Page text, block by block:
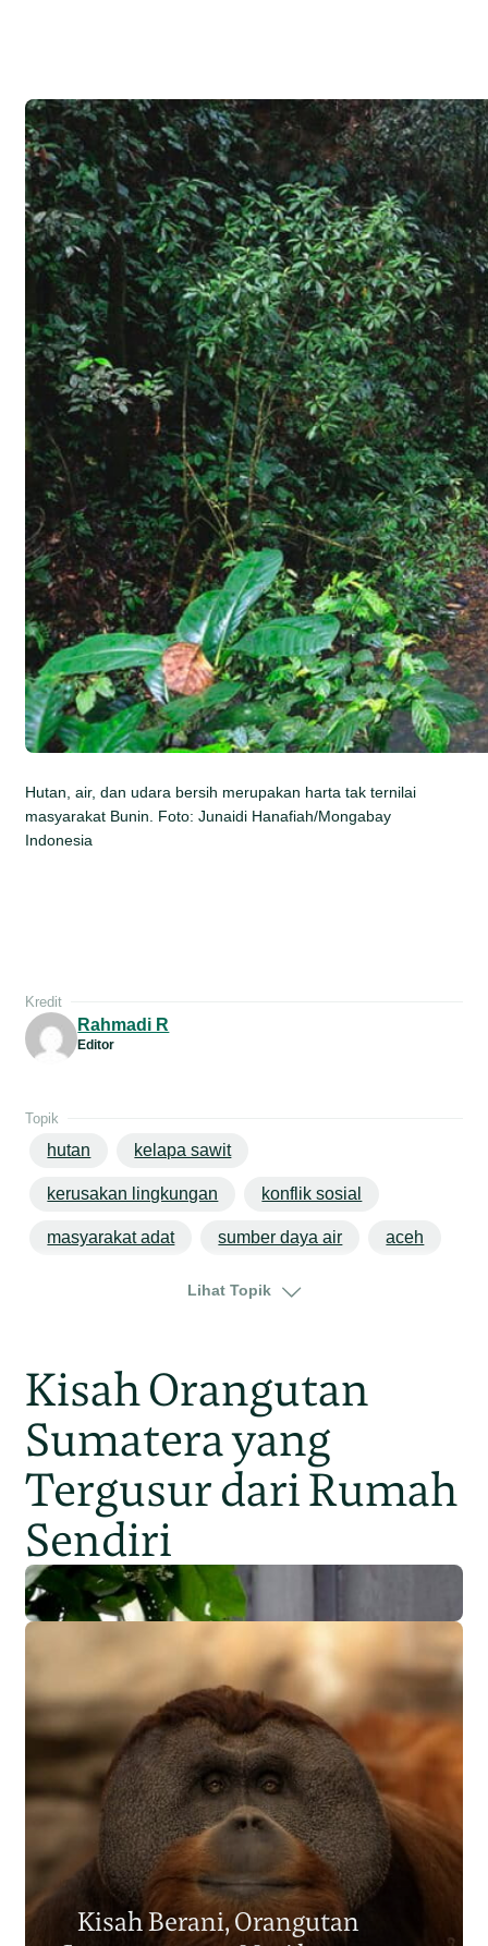
Hutan, air, dan udara bersih merupakan harta tak ternilai
masyarakat Bunin. Foto: Junaidi Hanafiah/Mongabay
Indonesia
Kredit
Rahmadi R
Editor
Topik
hutan kelapa sawit
kerusakan lingkungan konflik sosial
masyarakat adat sumber daya air aceh
sumatera
Lihat Topik
Kisah Orangutan
Sumatera yang
Tergusur dari Rumah
Sendiri
Populasi Orangutan
Sumatera Berkurang 2.700
Individu dalam Satu Dekade?
Kisah Berani, Orangutan